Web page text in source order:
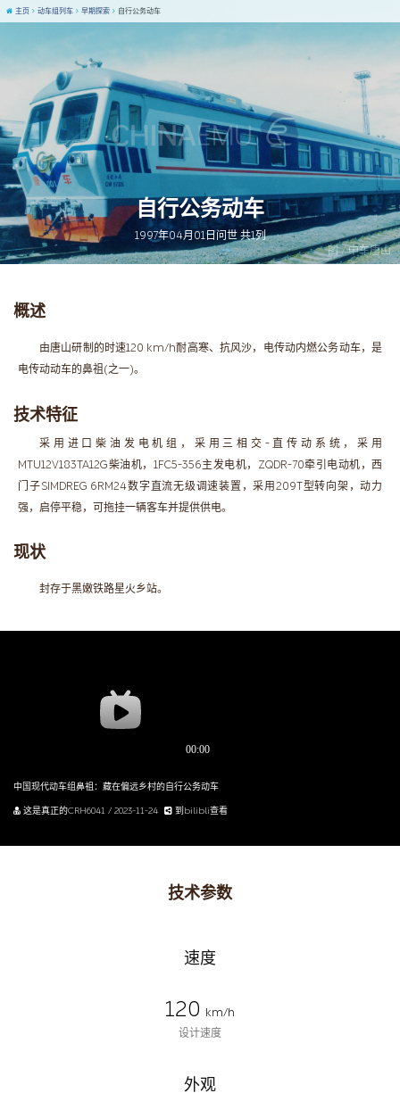
图 / 中车唐山
自行公务动车
1997年04月01日问世 共1列
主页 动车组列车 早期探索 自行公务动车
概述
由唐山研制的时速120 km/h耐高寒、抗风沙，电传动内燃公务动车，是
电传动动车的鼻祖(之一)。
技术特征
采用进口柴油发电机组，采用三相交-直传动系统，采用
MTU12V183TA12G柴油机，1FC5-356主发电机，ZQDR-70牵引电动机，西
门子SIMDREG 6RM24数字直流无级调速装置，采用209T型转向架，动力
强，启停平稳，可拖挂一辆客车并提供供电。
现状
封存于黑嫩铁路星火乡站。
中国现代动车组鼻祖：藏在偏远乡村的自行公务动车
到bilibli查看
这是真正的CRH6041 / 2023-11-24
技术参数
速度
120 km/h
设计速度
外观